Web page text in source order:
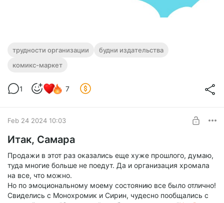
трудности организации
будни издательства
комикс-маркет
1 7
Feb 24 2024 10:03
Итак, Самара
Продажи в этот раз оказались еще хуже прошлого, думаю,
туда многие больше не поедут. Да и организация хромала
на все, что можно.
Но по эмоциональному моему состоянию все было отлично!
Свиделись с Монохромик и Сирин, чудесно пообщались с